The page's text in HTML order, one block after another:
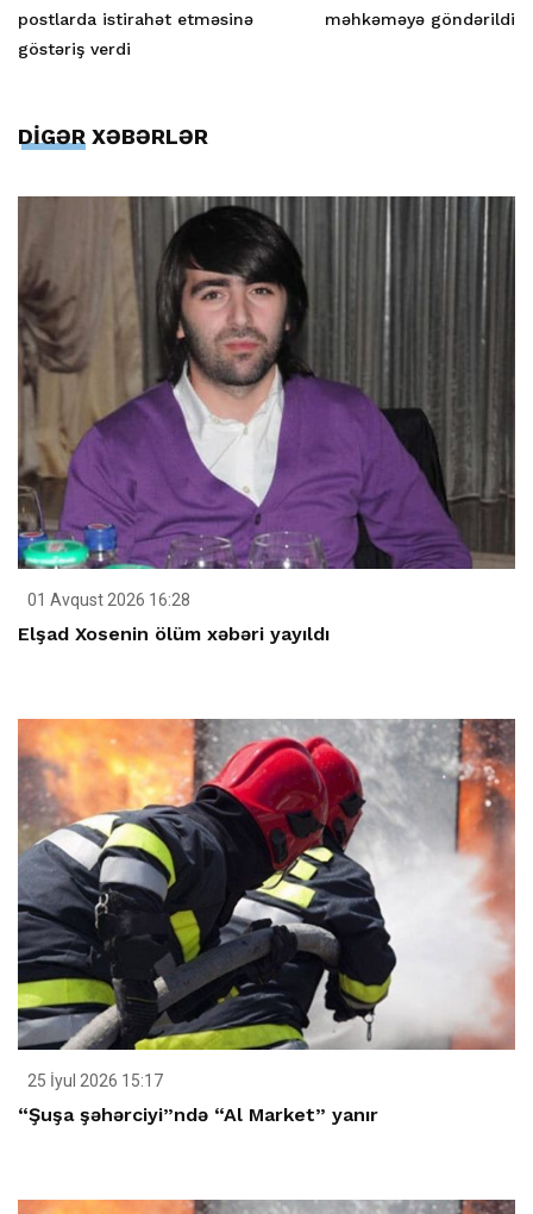
postlarda istirahət etməsinə
göstəriş verdi
məhkəməyə göndərildi
DİGƏR XƏBƏRLƏR
01 Avqust 2026 16:28
Elşad Xosenin ölüm xəbəri yayıldı
25 İyul 2026 15:17
“Şuşa şəhərciyi”ndə “Al Market” yanır